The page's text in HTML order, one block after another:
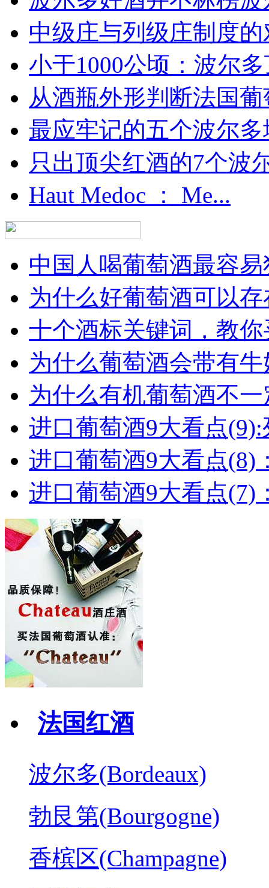
中级庄与列级庄制度
小于1000公顷：波尔
从酒瓶外形判断法国
最应牢记的五个波尔多
只出顶尖红酒的7个波
Haut Medoc ： Me...
中国人喝葡萄酒最容
为什么好葡萄酒可以
十个酒标关键词，教
为什么葡萄酒会带有
为什么有机葡萄酒不
进口葡萄酒9大看点(9):
进口葡萄酒9大看点(8)
进口葡萄酒9大看点(7)
法国红酒
波尔多(Bordeaux)
勃艮第(Bourgogne)
香槟区(Champagne)